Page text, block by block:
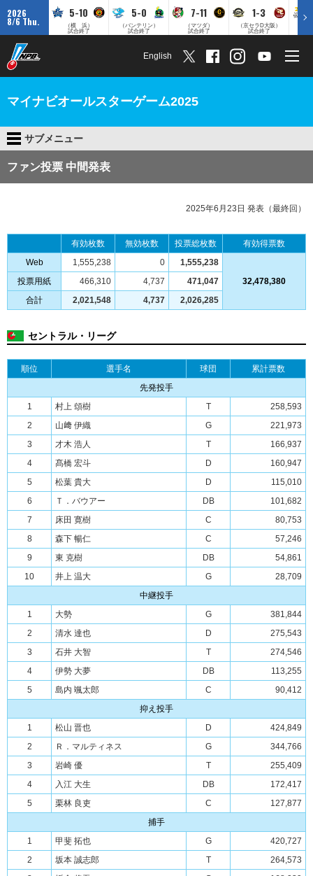
2026
8/6 Thu.
5-10
（横 浜）
試合終了
5-0
（バンテリン）
試合終了
7-11
（マツダ）
試合終了
1-3
（京セラD大阪）
試合終了
English
マイナビオールスターゲーム2025
サブメニュー
ファン投票 中間発表
2025年6月23日 発表（最終回）
有効枚数 無効枚数 投票総枚数
有効得票数
Web
1,555,238 0
1,555,238
32,478,380
投票用紙 466,310 4,737
471,047
合計
2,021,548 4,737 2,026,285
セントラル・リーグ
順位 選手名 球団
累計票数
先発投手
1
村上 頌樹 T
258,593
2
山﨑 伊織 G
221,973
3
才木 浩人 T
166,937
4
髙橋 宏斗 D
160,947
5
松葉 貴大 D
115,010
6
Ｔ．バウアー DB
101,682
7
床田 寛樹 C
80,753
8
森下 暢仁 C
57,246
9
東 克樹 DB
54,861
10
井上 温大 G
28,709
中継投手
1
大勢 G
381,844
2
清水 達也 D
275,543
3
石井 大智 T
274,546
4
伊勢 大夢 DB
113,255
5
島内 颯太郎 C
90,412
抑え投手
1
松山 晋也 D
424,849
2
Ｒ．マルティネス G
344,766
3
岩崎 優 T
255,409
4
入江 大生 DB
172,417
5
栗林 良吏 C
127,877
捕手
1
甲斐 拓也 G
420,727
2
坂本 誠志郎 T
264,573